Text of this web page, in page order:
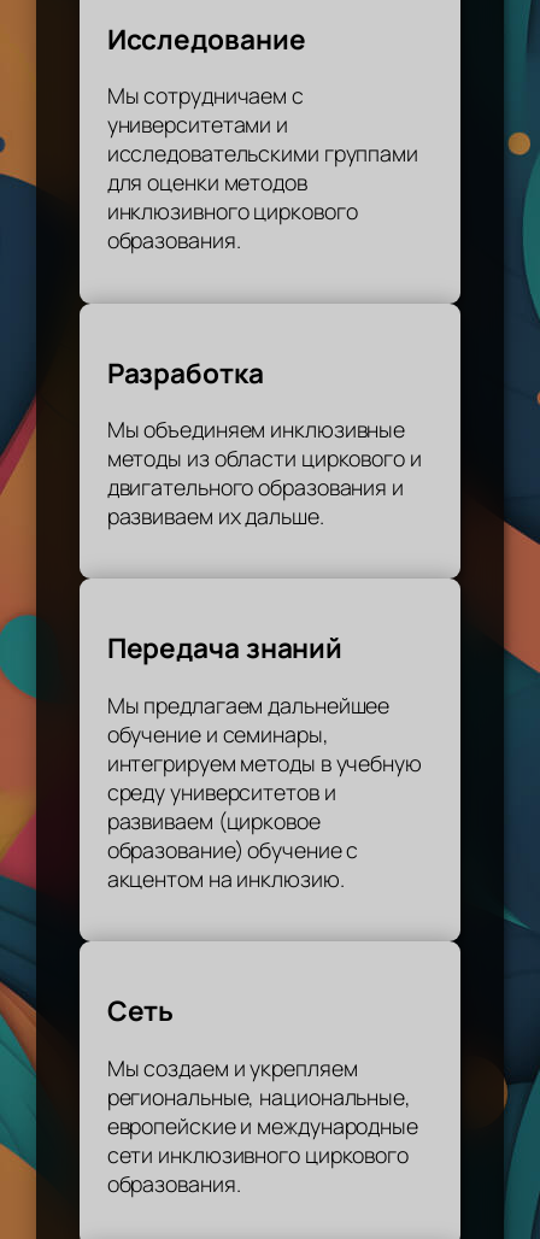
Исследование
Мы сотрудничаем с
университетами и
исследовательскими группами
для оценки методов
инклюзивного циркового
образования.
Разработка
Мы объединяем инклюзивные
методы из области циркового и
двигательного образования и
развиваем их дальше.
Передача знаний
Мы предлагаем дальнейшее
обучение и семинары,
интегрируем методы в учебную
среду университетов и
развиваем (цирковое
образование) обучение с
акцентом на инклюзию.
Сеть
Мы создаем и укрепляем
региональные, национальные,
европейские и международные
сети инклюзивного циркового
образования.